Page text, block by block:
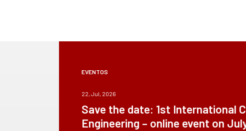
EVENTOS
22, Jul, 2026
Save the date: 1st International
Engineering – online event on